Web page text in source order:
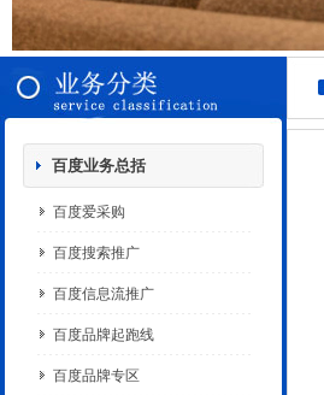
百度业务总括
百度爱采购
百度搜索推广
百度信息流推广
百度品牌起跑线
百度品牌专区